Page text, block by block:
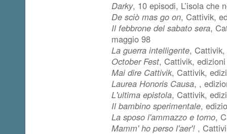
Darky, 10 episodi, L’isola che
De sciò mas go on, Cattivik,
Il febbrone del sabato sera,
maggio 98
La guerra intelligente,
October Fest, Cattivik,
Mai dire Cattivik, Cattivik,
Laurea Honoris Causa, ,
L'ultima epistola, Cattivik,
Il bambino sperimentale,
La sposo l'ammazzo e torno,
Mamm' ho perso l'aer'! ,